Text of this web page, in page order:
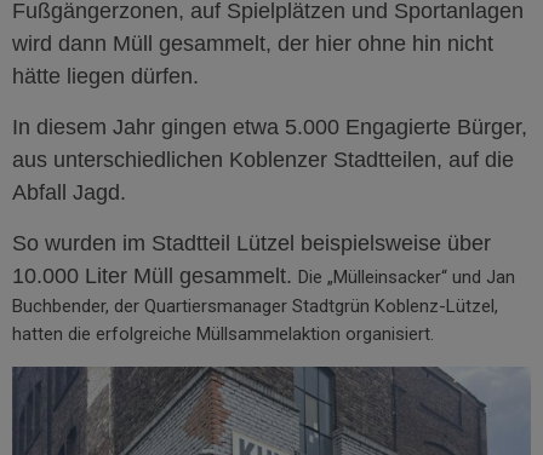
Fußgängerzonen, auf Spielplätzen und Sportanlagen
wird dann Müll gesammelt, der hier ohne hin nicht
hätte liegen dürfen.
In diesem Jahr gingen etwa 5.000 Engagierte Bürger,
aus unterschiedlichen Koblenzer Stadtteilen, auf die
Abfall Jagd.
So wurden im Stadtteil Lützel beispielsweise über
10.000 Liter Müll gesammelt. Die „Mülleinsacker“ und Jan
Buchbender, der Quartiersmanager Stadtgrün Koblenz-Lützel,
hatten die erfolgreiche Müllsammelaktion organisiert.